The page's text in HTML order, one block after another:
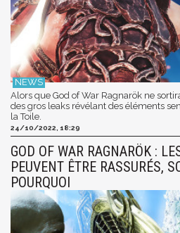
Alors que God of War Ragnarök ne
des gros leaks révélant des éléments
la Toile.
24/10/2022, 18:29
GOD OF WAR RAGNARÖK :
PEUVENT ÊTRE RASSURÉS,
POURQUOI